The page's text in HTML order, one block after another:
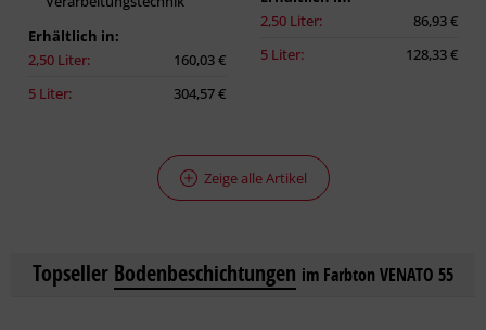
Erhältlich in:
2,50 Liter:
160,03 €
5 Liter:
304,57 €
2,50 Liter:
86,93 €
5 Liter:
128,33 €
Zeige alle Artikel
Topseller Bodenbeschichtungen im Farbton VENATO 55